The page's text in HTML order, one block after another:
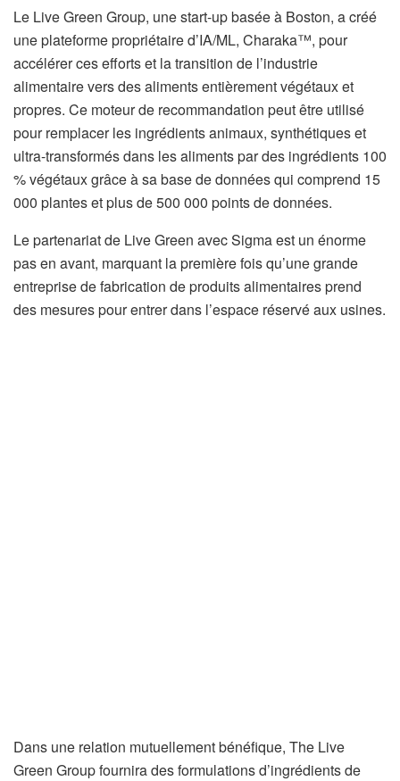
Le Live Green Group, une start-up basée à Boston, a créé
une plateforme propriétaire d’IA/ML, Charaka™, pour
accélérer ces efforts et la transition de l’industrie
alimentaire vers des aliments entièrement végétaux et
propres. Ce moteur de recommandation peut être utilisé
pour remplacer les ingrédients animaux, synthétiques et
ultra-transformés dans les aliments par des ingrédients 100
% végétaux grâce à sa base de données qui comprend 15
000 plantes et plus de 500 000 points de données.
Le partenariat de Live Green avec Sigma est un énorme
pas en avant, marquant la première fois qu’une grande
entreprise de fabrication de produits alimentaires prend
des mesures pour entrer dans l’espace réservé aux usines.
Dans une relation mutuellement bénéfique, The Live
Green Group fournira des formulations d’ingrédients de